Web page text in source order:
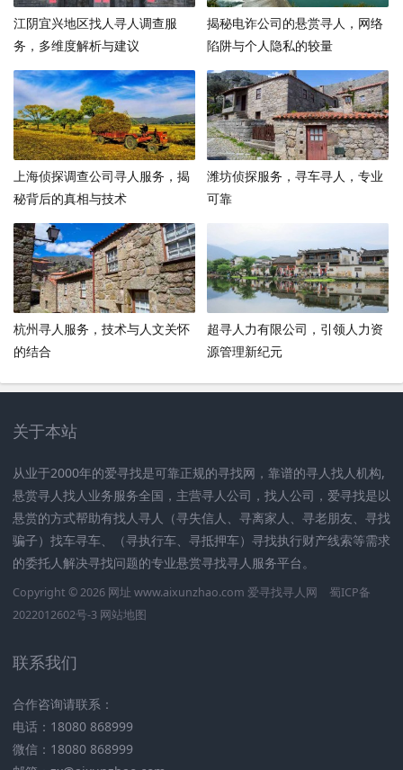
江阴宜兴地区找人寻人调查服
务，多维度解析与建议
揭秘电诈公司的悬赏寻人，网络
陷阱与个人隐私的较量
上海侦探调查公司寻人服务，揭
秘背后的真相与技术
潍坊侦探服务，寻车寻人，专业
可靠
杭州寻人服务，技术与人文关怀
的结合
超寻人力有限公司，引领人力资
源管理新纪元
关于本站
从业于2000年的爱寻找是可靠正规的寻找网，靠谱的寻人找人机构,
悬赏寻人找人业务服务全国，主营寻人公司，找人公司，爱寻找是以
悬赏的方式帮助有找人寻人（寻失信人、寻离家人、寻老朋友、寻找
骗子）找车寻车、（寻执行车、寻抵押车）寻找执行财产线索等需求
的委托人解决寻找问题的专业悬赏寻找寻人服务平台。
Copyright © 2026 网址 www.aixunzhao.com 爱寻找寻人网
蜀ICP备
2022012602号-3 网站地图
联系我们
合作咨询请联系：
电话：18080 868999
微信：18080 868999